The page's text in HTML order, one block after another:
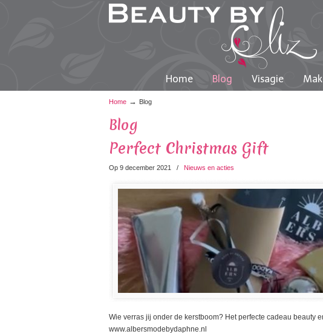
Home Blog Visagie
Home → Blog
Blog
Perfect Christmas Gift
Op 9 december 2021 / Nieuws en acties
Wie verras jij onder de kerstboom? Het perfecte cadeau beauty
www.albersmodebydaphne.nl